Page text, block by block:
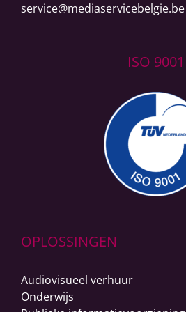
service@mediaservicebelgie.be
ISO 9001
OPLOSSINGEN
Audiovisueel verhuur
Onderwijs